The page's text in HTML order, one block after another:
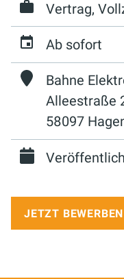
Vertrag,
Ab sofort
Bahne
Alleestraße
58097
JETZT BEWERBEN